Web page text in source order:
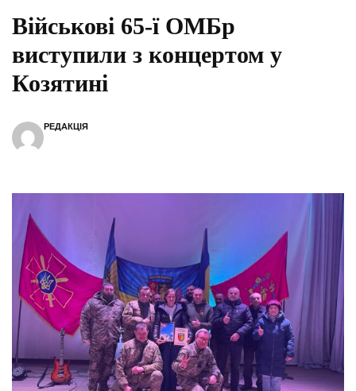
Військові 65-ї ОМБр
виступили з концертом у
Козятині
РЕДАКЦІЯ